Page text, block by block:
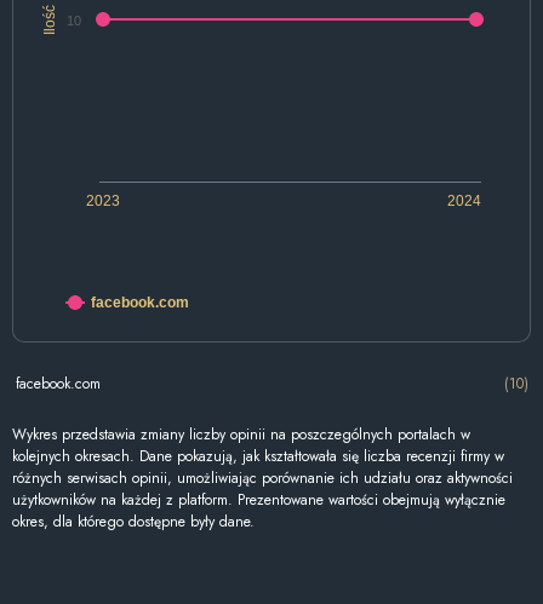
Ilość
2023 2024
10
facebook.com
facebook.com (10)
Wykres przedstawia zmiany liczby opinii na poszczególnych portalach w
kolejnych okresach. Dane pokazują, jak kształtowała się liczba recenzji firmy w
różnych serwisach opinii, umożliwiając porównanie ich udziału oraz aktywności
użytkowników na każdej z platform. Prezentowane wartości obejmują wyłącznie
okres, dla którego dostępne były dane.